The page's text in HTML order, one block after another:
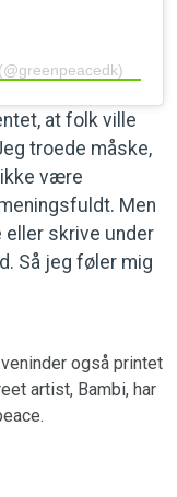
at folk ville
troede måske,
være
Men
skrive under
Så jeg føler mig
også printet
artist, Bambi, har